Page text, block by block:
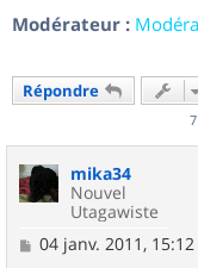
Modérateur :
Répondre
mika34
Nouvel
Utagawiste
M
04 janv. 2011, 15:12